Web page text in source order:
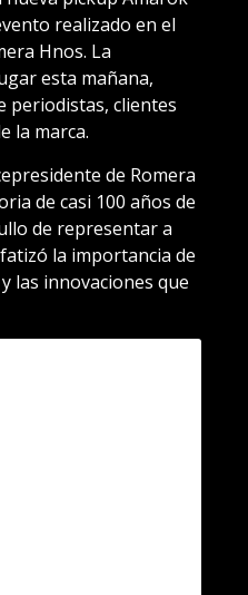
realizado en el
Hnos. La
esta mañana,
periodistas, clientes
la marca.
de Romera
de casi 100 años de
de representar a
la importancia de
las innovaciones que